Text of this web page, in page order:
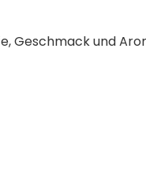
Geschmack und